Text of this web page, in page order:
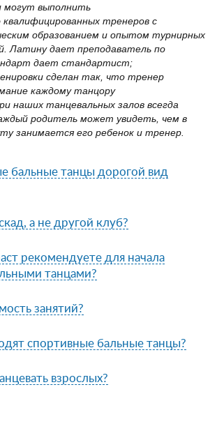
могут выполнить
квалифицированных тренеров с
образованием и опытом турнирных
Латину дает преподаватель по
дает стандартист;
сделан так, что тренер
каждому танцору
наших танцевальных залов всегда
родитель может увидеть, чем в
занимается его ребенок и тренер.
бальные танцы дорогой вид
а не другой клуб?
рекомендуете для начала
танцами?
занятий?
спортивные бальные танцы?
взрослых?